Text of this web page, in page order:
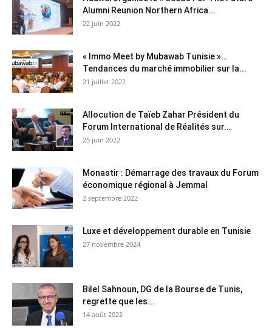
Alumni Reunion Northern Africa...
22 juin 2022
« Immo Meet by Mubawab Tunisie »…
Tendances du marché immobilier sur la...
21 juillet 2022
Allocution de Taïeb Zahar Président du
Forum International de Réalités sur...
25 juin 2022
Monastir : Démarrage des travaux du Forum
économique régional à Jemmal
2 septembre 2022
Luxe et développement durable en Tunisie
27 novembre 2024
Bilel Sahnoun, DG de la Bourse de Tunis,
regrette que les...
14 août 2022